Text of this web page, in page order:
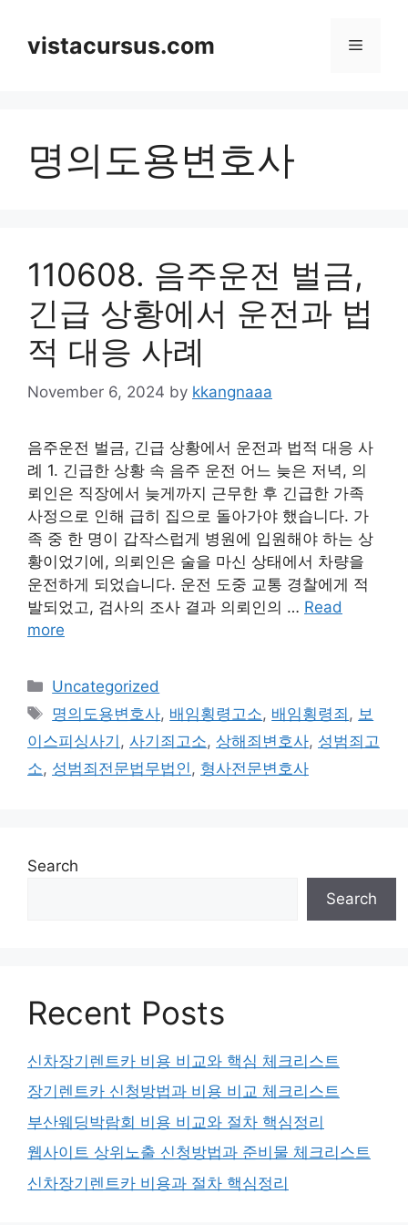
contentvistacursus.com Menu
명의도용변호사
110608. 음주운전 벌금,
긴급 상황에서 운전과 법
적 대응 사례
November 6, 2024 by kkangnaaa
음주운전 벌금, 긴급 상황에서 운전과 법적 대응 사
례 1. 긴급한 상황 속 음주 운전 어느 늦은 저녁, 의
뢰인은 직장에서 늦게까지 근무한 후 긴급한 가족
사정으로 인해 급히 집으로 돌아가야 했습니다. 가
족 중 한 명이 갑작스럽게 병원에 입원해야 하는 상
황이었기에, 의뢰인은 술을 마신 상태에서 차량을
운전하게 되었습니다. 운전 도중 교통 경찰에게 적
발되었고, 검사의 조사 결과 의뢰인의 … Read
more
Categories
Uncategorized
Tags
명의도용변호사, 배임횡령고소, 배임횡령죄 , 보
이스피싱사기 , 사기죄고소, 상해죄변호사, 성범죄고
소, 성범죄전문법무법인 , 형사전문변호사
Search
Search
Recent Posts
신차장기렌트카 비용 비교와 핵심 체크리스트
장기렌트카 신청방법과 비용 비교 체크리스트
부산웨딩박람회 비용 비교와 절차 핵심정리
웹사이트 상위노출 신청방법과 준비물 체크리스트
신차장기렌트카 비용과 절차 핵심정리